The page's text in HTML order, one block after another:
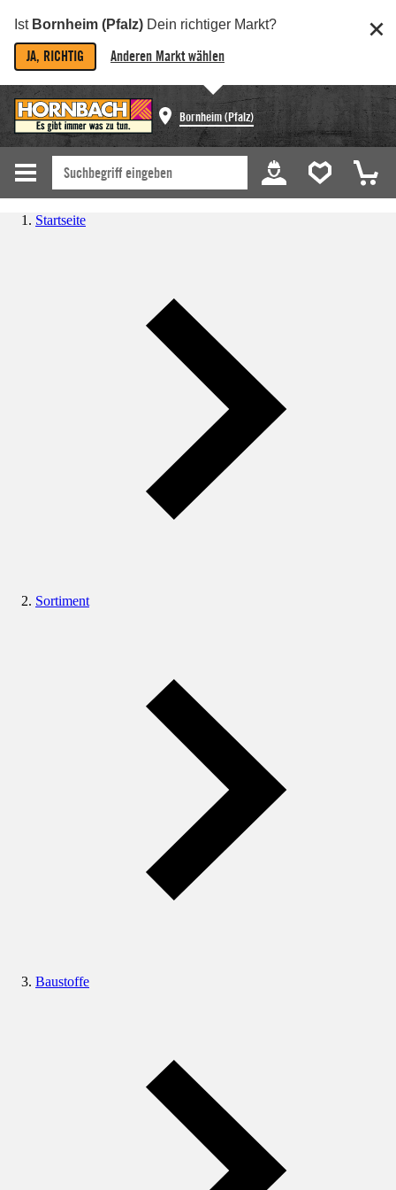
Ist Bornheim (Pfalz) Dein richtiger Markt?
JA, RICHTIG Anderen Markt wählen
Bornheim (Pfalz)
Startseite
Sortiment
Baustoffe